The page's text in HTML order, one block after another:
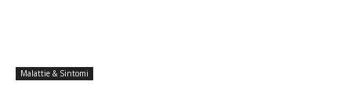
Malattie & Sintomi